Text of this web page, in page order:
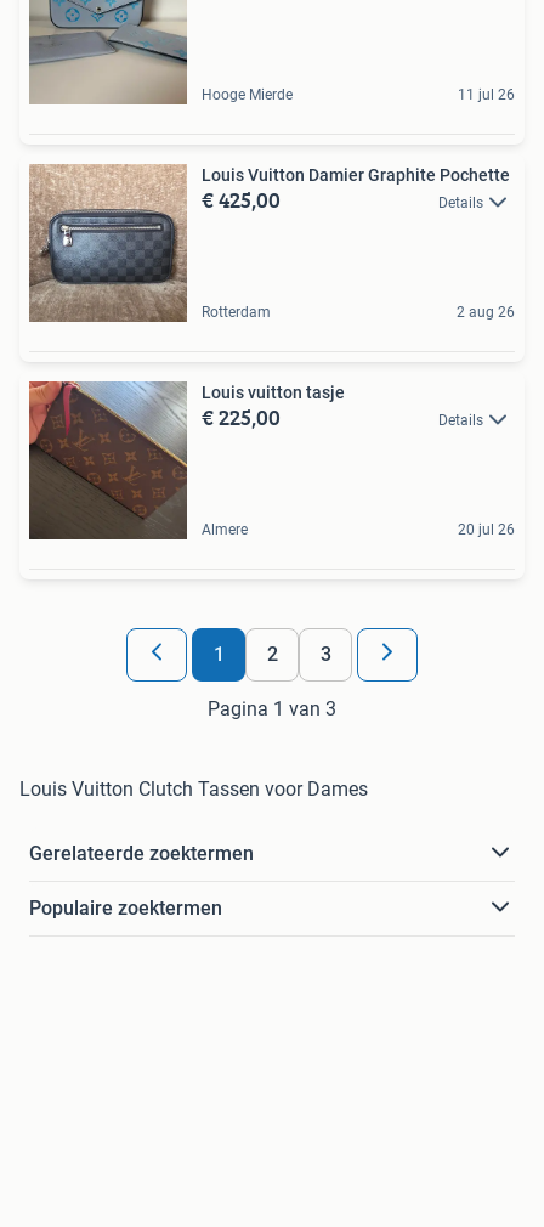
Hooge Mierde 11 jul 26
Louis Vuitton Damier Graphite Pochette
€ 425,00 Details
Rotterdam 2 aug 26
Louis vuitton tasje
€ 225,00 Details
Almere 20 jul 26
1 2 3
Pagina 1 van 3
Louis Vuitton Clutch Tassen voor Dames
Gerelateerde zoektermen
Populaire zoektermen